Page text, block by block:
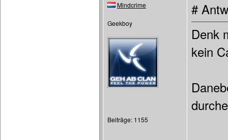
Mindcrime
Geekboy
Beiträge: 1155
#
Denk
kein